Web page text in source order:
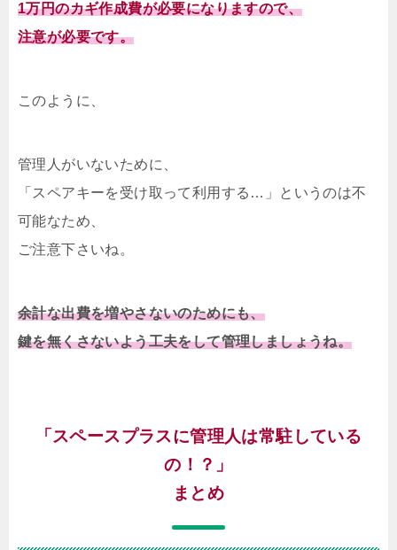
1万円のカギ作成費が必要になりますので、
注意が必要です。
このように、
管理人がいないために、
「スペアキーを受け取って利用する…」というのは不
可能なため、
ご注意下さいね。
余計な出費を増やさないのためにも、
鍵を無くさないよう工夫をして管理しましょうね。
「スペースプラスに管理人は常駐している
の！？」
まとめ